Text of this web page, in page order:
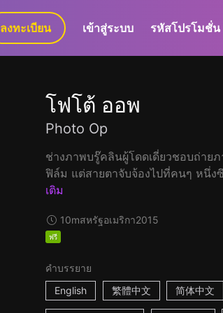
GaLa+
ลงทะเบียน เข้าสู่ระบบ รหัสโปรโมชั่น
โฟโต้ ออพ
Photo Op
ช่างภาพบรู๊คลินผู้โดดเดี่ยวชอบถ่าย
ฟิล์ม แต่สายตาจับจ้องไปที่คนๆ หนึ่งซึ่
เติม
10mสหรัฐอเมริกา2015
ฟรี
คำบรรยาย
English
繁體中文 简体中文